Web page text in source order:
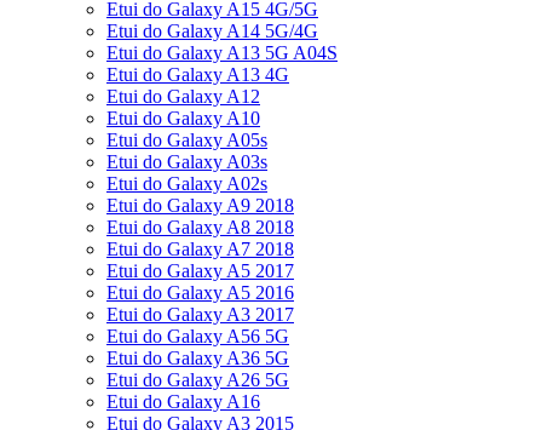
Etui do Galaxy A15 4G/5G
Etui do Galaxy A14 5G/4G
Etui do Galaxy A13 5G A04S
Etui do Galaxy A13 4G
Etui do Galaxy A12
Etui do Galaxy A10
Etui do Galaxy A05s
Etui do Galaxy A03s
Etui do Galaxy A02s
Etui do Galaxy A9 2018
Etui do Galaxy A8 2018
Etui do Galaxy A7 2018
Etui do Galaxy A5 2017
Etui do Galaxy A5 2016
Etui do Galaxy A3 2017
Etui do Galaxy A56 5G
Etui do Galaxy A36 5G
Etui do Galaxy A26 5G
Etui do Galaxy A16
Etui do Galaxy A3 2015